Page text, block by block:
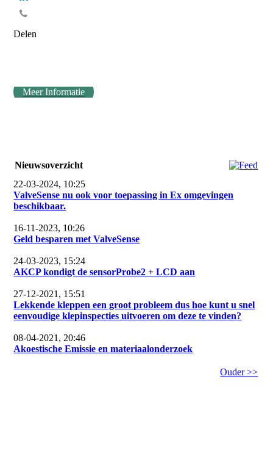
Delen
Meer Informatie
Nieuwsoverzicht
22-03-2024, 10:25
ValveSense nu ook voor toepassing in Ex omgevingen
beschikbaar.
16-11-2023, 10:26
Geld besparen met ValveSense
24-03-2023, 15:24
AKCP kondigt de sensorProbe2 + LCD aan
27-12-2021, 15:51
Lekkende kleppen een groot probleem dus hoe kunt u snel
eenvoudige klepinspecties uitvoeren om deze te vinden?
08-04-2021, 20:46
Akoestische Emissie en materiaalonderzoek
Ouder >>